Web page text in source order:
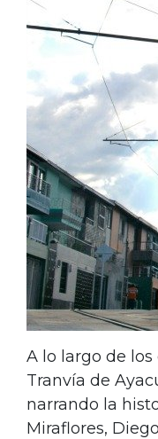
A lo largo de
Tranvía de
narrando la
Miraflores,